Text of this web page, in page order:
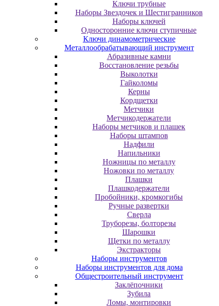
Ключи трубные
Наборы Звездочек и Шестигранников
Наборы ключей
Односторонние ключи ступичные
Ключи динамометрические
Металлообрабатывающий инструмент
Абразивные камни
Восстановление резьбы
Выколотки
Гайколомы
Керны
Кордщетки
Метчики
Метчикодержатели
Наборы метчиков и плашек
Наборы штампов
Надфили
Напильники
Ножницы по металлу
Ножовки по металлу
Плашки
Плашкодержатели
Пробойники, кромкогибы
Ручные развертки
Сверла
Труборезы, болторезы
Шарошки
Щетки по металлу
Экcтpaктopы
Наборы инструментов
Наборы инструментов для дома
Общестроительный инструмент
Заклёпочники
Зубила
Ломы, монтировки